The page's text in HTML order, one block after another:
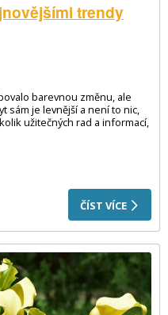
trendy
barevnou změnu, ale
sám je levnější a není to nic,
užitečných rad a informací,
ČÍST VÍCE